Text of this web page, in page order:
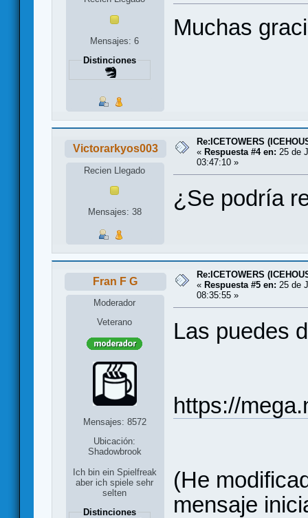
Mensajes: 6
Distinciones
Muchas
Victorarkyos003
Recien Llegado
Mensajes: 38
Re:ICETOWERS
« Respuesta #4 en: 25 de
03:47:10 »
¿Se podría
Fran F G
Moderador
Veterano
Mensajes: 8572
Ubicación:
Shadowbrook
Ich bin ein Spielfreak
aber ich spiele sehr
selten
Distinciones
Re:ICETOWERS
« Respuesta #5 en: 25 de
08:35:55 »
Las puedes
https://
(He
mensaje